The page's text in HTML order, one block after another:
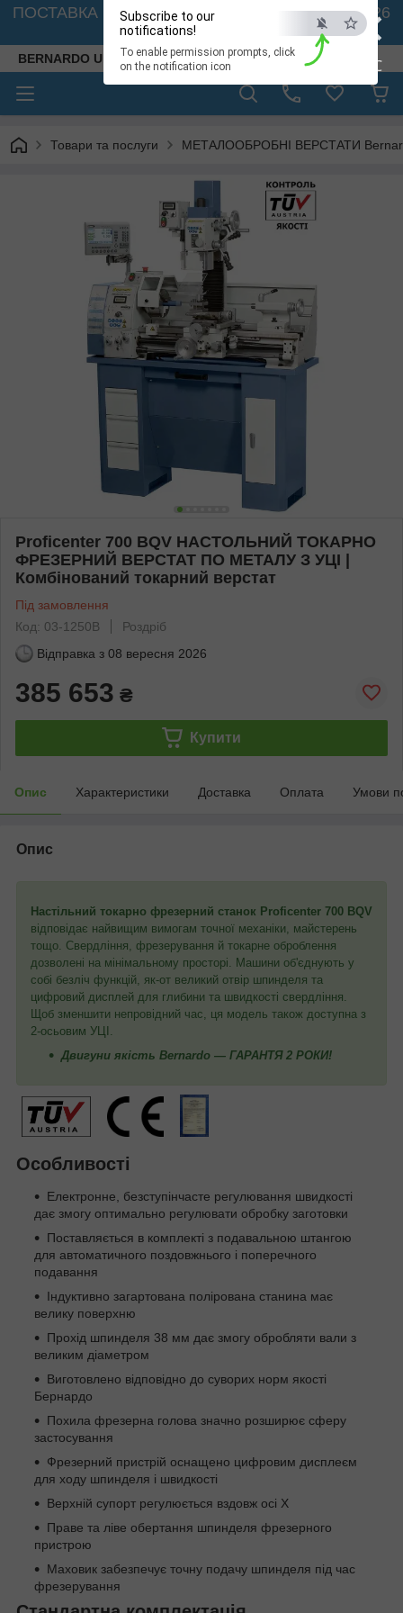
×
ESC
Subscribe to our
notifications!
To enable permission prompts, click
on the notification icon
ПОСТАВКА ВЕРСТАТІВ З АВСТРІЇ - 🚛 26.08. 2026
🚛
BERNARDO UKRAINE
Товари та послуги МЕТАЛООБРОБНІ ВЕРСТАТИ
Proficenter 700 BQV НАСТОЛЬНИЙ ТОКАРНО
ФРЕЗЕРНИЙ ВЕРСТАТ ПО МЕТАЛУ З УЦІ |
Комбінований токарний верстат
Під замовлення
Код: 03-1250B
Роздріб
Відправка з 08 вересня 2026
385 653 ₴
Купити
Опис Характеристики Доставка Оплата Умови
Опис
Настільний токарно фрезерний станок Proficenter 700 BQV
відповідає найвищим вимогам точної механіки, майстерень
тощо. Свердління, фрезерування й токарне оброблення
дозволені на мінімальному просторі. Машини об'єднують у
собі безліч функцій, як-от великий отвір шпинделя та
цифровий дисплей для глибини та швидкості свердління.
Щоб зменшити непровідний час, ця модель також доступна з
2-осьовим УЦІ.
Двигуни якість Bernardo — ГАРАНТЯ 2 РОКИ!
Особливості
Електронне, безступінчасте регулювання швидкості
дає змогу оптимально регулювати обробку заготовки
Поставляється в комплекті з подавальною штангою
для автоматичного поздовжнього і поперечного
подавання
Індуктивно загартована полірована станина має
велику поверхню
Прохід шпинделя 38 мм дає змогу обробляти вали з
великим діаметром
Виготовлено відповідно до суворих норм якості
Бернардо
Похила фрезерна голова значно розширює сферу
застосування
Фрезерний пристрій оснащено цифровим дисплеєм
для ходу шпинделя і швидкості
Верхній супорт регулюється вздовж осі X
Праве та ліве обертання шпинделя фрезерного
пристрою
Маховик забезпечує точну подачу шпинделя під час
фрезерування